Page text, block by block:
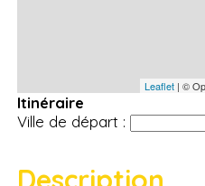
Leaflet| ©
Itinéraire
Ville de départ :